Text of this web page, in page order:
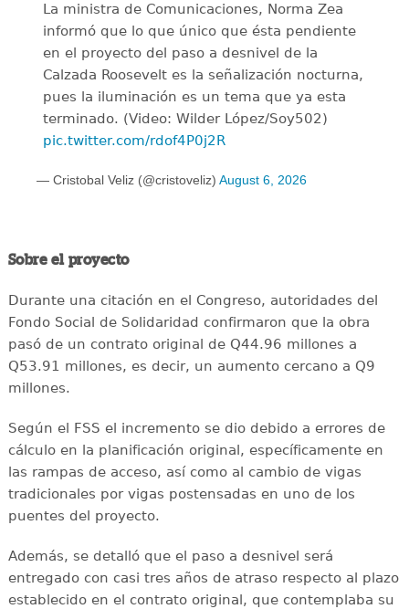
La ministra de Comunicaciones, Norma Zea
informó que lo que único que ésta pendiente
en el proyecto del paso a desnivel de la
Calzada Roosevelt es la señalización nocturna,
pues la iluminación es un tema que ya esta
terminado. (Video: Wilder López/Soy502)
pic.twitter.com/rdof4P0j2R
— Cristobal Veliz (@cristoveliz) August 6, 2026
Sobre el proyecto
Durante una citación en el Congreso, autoridades del
Fondo Social de Solidaridad confirmaron que la obra
pasó de un contrato original de Q44.96 millones a
Q53.91 millones, es decir, un aumento cercano a Q9
millones.
Según el FSS el incremento se dio debido a errores de
cálculo en la planificación original, específicamente en
las rampas de acceso, así como al cambio de vigas
tradicionales por vigas postensadas en uno de los
puentes del proyecto.
Además, se detalló que el paso a desnivel será
entregado con casi tres años de atraso respecto al plazo
establecido en el contrato original, que contemplaba su